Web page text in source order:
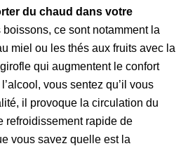
du chaud dans votre
boissons, ce sont notamment la
miel ou les thés aux fruits avec la
qui augmentent le confort
vous sentez qu’il vous
il provoque la circulation du
refroidissement rapide de
vous savez quelle est la